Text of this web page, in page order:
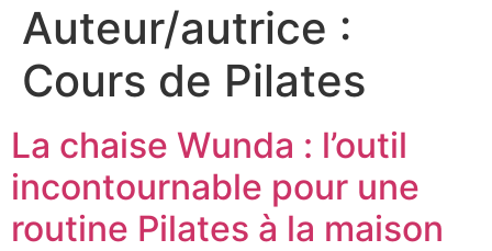
Auteur/autrice :
Cours de Pilates
La chaise Wunda : l’outil
incontournable pour une
routine Pilates à la maison